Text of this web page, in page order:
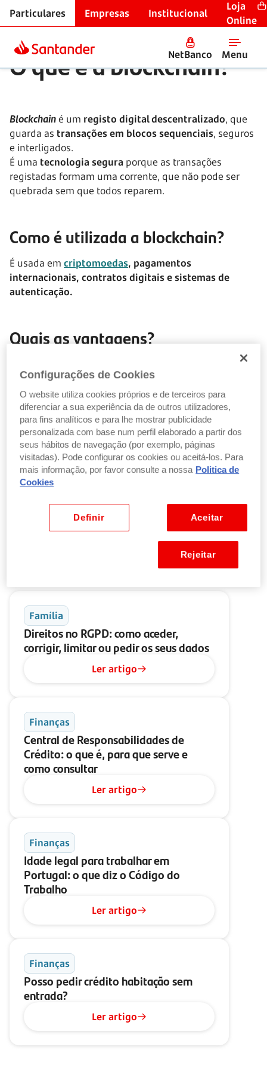
Particulares Empresas Institucional
Loja
Online
NetBanco Menu
Glossário financeiro
O que é a blockchain?
Blockchainé um registo digital descentralizado, que
guarda as transações em blocos sequenciais, seguros
e interligados.
É uma tecnologia segura porque as transações
registadas formam uma corrente, que não pode ser
quebrada sem que todos reparem.
Como é utilizada a blockchain?
É usada em criptomoedas, pagamentos
internacionais, contratos digitais e sistemas de
autenticação.
Quais as vantagens?
Controlo direto e transparente dos
movimentos, sem precisar de terceiros para
confirmar a autenticidade das transações ou a
integridade dos contratos
Segurança, rastreabilidadee descentralização
Poderá ter interesse nestes artigos
Família
Direitos no RGPD: como aceder,
corrigir, limitar ou pedir os seus dados
Ler artigo
Finanças
Central de Responsabilidades de
Crédito: o que é, para que serve e
como consultar
Ler artigo
Finanças
Idade legal para trabalhar em
Portugal: o que diz o Código do
Trabalho
Ler artigo
Finanças
Posso pedir crédito habitação sem
entrada?
Ler artigo
Configurações de Cookies
O website utiliza cookies próprios e de terceiros para
diferenciar a sua experiência da de outros utilizadores,
para fins analíticos e para lhe mostrar publicidade
personalizada com base num perfil elaborado a partir dos
seus hábitos de navegação (por exemplo, páginas
visitadas). Pode configurar os cookies ou aceitá-los. Para
mais informação, por favor consulte a nossa Politica de
Cookies
Aceitar
Definir
Rejeitar